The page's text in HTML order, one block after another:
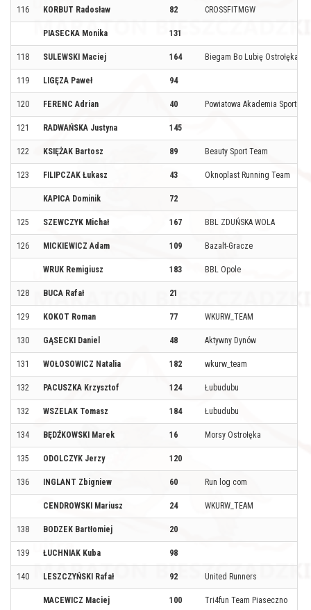
116 KORBUT Radosław 82 CROSSFITMGW
PIASECKA Monika 131
118 SULEWSKI Maciej 164 Biegam Bo Lubię Ostrołęka
119 LIGĘZA Paweł 94
120 FERENC Adrian 40 Powiatowa Akademia Sportu i
121 RADWAŃSKA Justyna 145
122 KSIĘŻAK Bartosz 89 Beauty Sport Team
123 FILIPCZAK Łukasz 43 Oknoplast Running Team
KAPICA Dominik 72
125 SZEWCZYK Michał 167 BBL ZDUŃSKA WOLA
126 MICKIEWICZ Adam 109 Bazalt-Gracze
WRUK Remigiusz 183 BBL Opole
128 BUCA Rafał 21
129 KOKOT Roman 77 WKURW_TEAM
130 GĄSECKI Daniel 48 Aktywny Dynów
131 WOŁOSOWICZ Natalia 182 wkurw_team
132 PACUSZKA Krzysztof 124 Łubudubu
132 WSZELAK Tomasz 184 Łubudubu
134 BĘDŹKOWSKI Marek 16 Morsy Ostrołęka
135 ODOLCZYK Jerzy 120
136 INGLANT Zbigniew 60 Run log com
CENDROWSKI Mariusz 24 WKURW_TEAM
138 BODZEK Bartłomiej 20
139 ŁUCHNIAK Kuba 98
140 LESZCZYŃSKI Rafał 92 United Runners
MACEWICZ Maciej 100 Tri4fun Team Piaseczno